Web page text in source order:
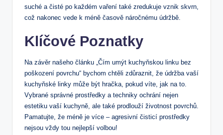
suché a čisté po každém vaření také zredukuje vznik skvrn,
což nakonec vede k méně časově náročnému údržbě.
Klíčové Poznatky
Na závěr našeho článku „Čím umýt kuchyňskou linku bez
poškození povrchu“ bychom chtěli zdůraznit, že údržba vaší
kuchyňské linky může být hračka, pokud víte, jak na to.
Vybrané správné prostředky a techniky ochrání nejen
estetiku vaší kuchyně, ale také prodlouží životnost povrchů.
Pamatujte, že méně je více – agresivní čisticí prostředky
nejsou vždy tou nejlepší volbou!